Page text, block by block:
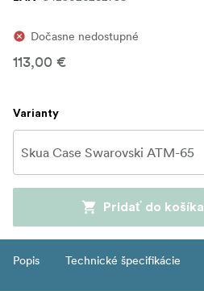
Dočasne nedostupné
113,00 €
Varianty
Pridať do košíka
Popis Technické špecifikácie